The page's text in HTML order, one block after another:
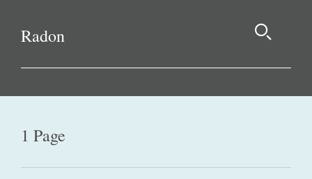
1 Page